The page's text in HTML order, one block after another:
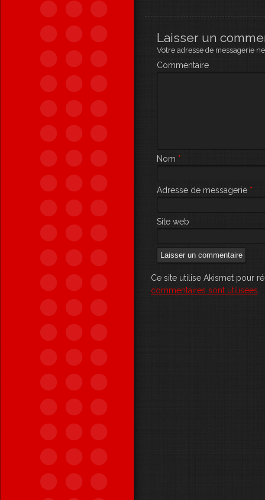
Laisser un
Votre adresse de messagerie
Commentaire
Nom *
Adresse de messagerie *
Site web
Ce site utilise Akismet pour
commentaires sont utilisées